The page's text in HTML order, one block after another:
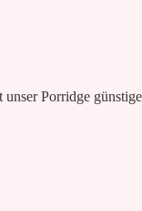
Porridge